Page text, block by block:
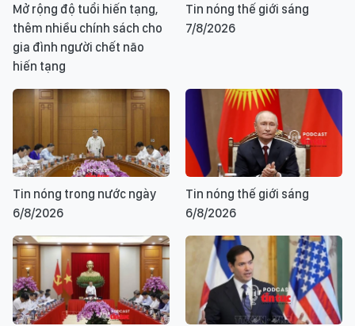
Mở rộng độ tuổi hiến tạng,
thêm nhiều chính sách cho
gia đình người chết não
hiến tạng
Tin nóng thế giới sáng
7/8/2026
Tin nóng trong nước ngày
6/8/2026
Tin nóng thế giới sáng
6/8/2026